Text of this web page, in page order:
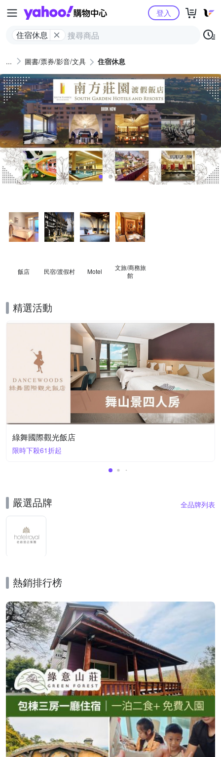
Yahoo購物中心
住宿休息
登入
圖書/票券/影音/文具 住宿休息
飯店 民宿/渡假村 Motel
文旅/商務旅
館
精選活動
綠舞國際觀光飯店
限時下殺61折起
嚴選品牌 全品牌列表
熱銷排行榜